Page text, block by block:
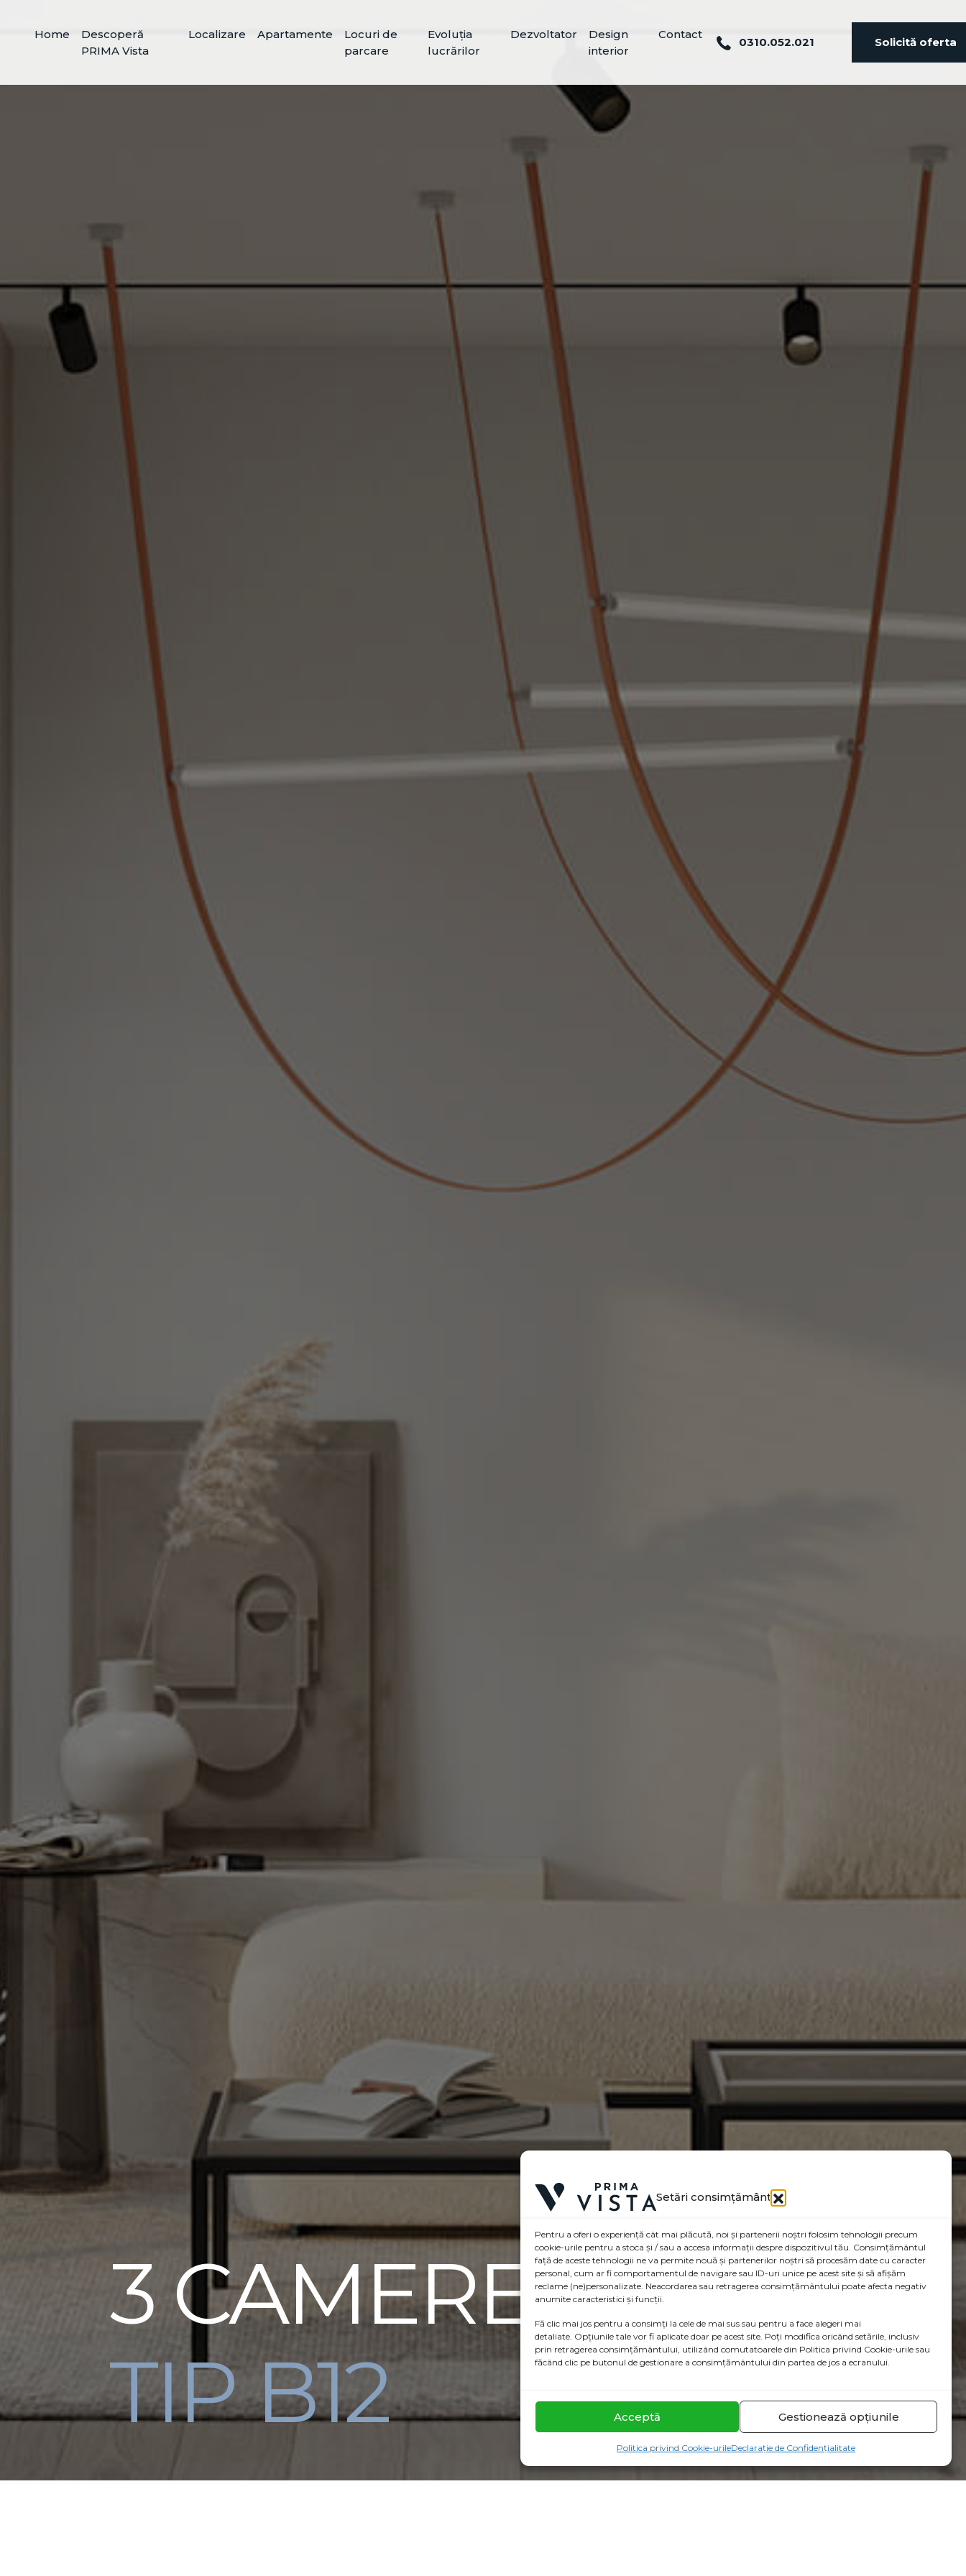
Setări consimțământ
Pentru a oferi o experiență cât mai plăcută, noi și partenerii noștri folosim tehnologii precum
cookie-urile pentru a stoca și / sau a accesa informații despre dispozitivul tău. Consimțământul
față de aceste tehnologii ne va permite nouă și partenerilor noștri să procesăm date cu caracter
personal, cum ar fi comportamentul de navigare sau ID-uri unice pe acest site și să afișăm
reclame (ne)personalizate. Neacordarea sau retragerea consimțământului poate afecta negativ
anumite caracteristici și funcții.
Fă clic mai jos pentru a consimți la cele de mai sus sau pentru a face alegeri mai
detaliate. Opțiunile tale vor fi aplicate doar pe acest site. Poți modifica oricând setările, inclusiv
prin retragerea consimțământului, utilizând comutatoarele din Politica privind Cookie-urile sau
făcând clic pe butonul de gestionare a consimțământului din partea de jos a ecranului.
Acceptă Gestionează opțiunile
Politica privind Cookie-urileDeclarație de Confidențialitate
Home
Descoperă
PRIMA Vista
Localizare Apartamente
Locuri de
parcare
Evoluția
lucrărilor
Dezvoltator
Design
interior
Contact
0310.052.021 Solicită oferta
3 CAMERE
TIP B12